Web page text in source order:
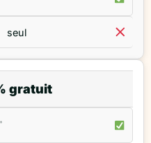
seul
gratuit